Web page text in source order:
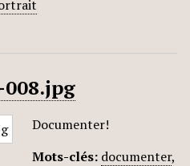
008.jpg
Documenter!
Mots-clés: documenter,